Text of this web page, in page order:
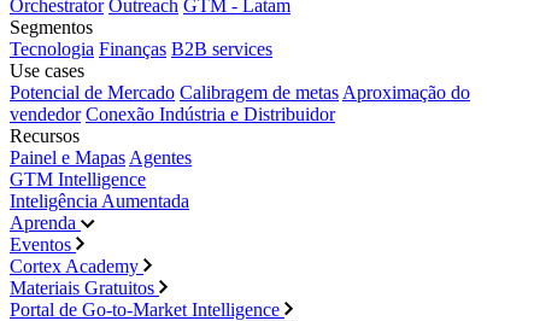
Orchestrator Outreach GTM - Latam
Segmentos
Tecnologia Finanças B2B services
Use cases
Potencial de Mercado Calibragem de metas Aproximação do
vendedor Conexão Indústria e Distribuidor
Recursos
Painel e Mapas Agentes
GTM Intelligence
Inteligência Aumentada
Aprenda
Eventos
Cortex Academy
Materiais Gratuitos
Portal de Go-to-Market Intelligence